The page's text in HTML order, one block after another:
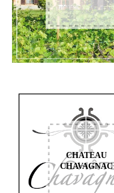
CHATEAU
CHAVAGNAC